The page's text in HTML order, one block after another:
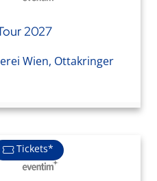
2027
Wien, Ottakringer
Tickets*